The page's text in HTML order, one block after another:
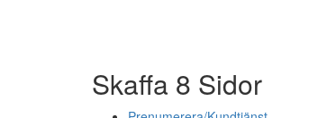
Skaffa 8 Sidor